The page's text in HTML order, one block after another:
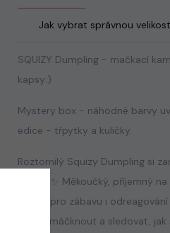
Jak vybrat správnou
SQUIZY Dumpling - mačkací
kapsy:)
Mystery box - náhodné barvy
edice - třpytky a kuličky.
Roztomilý Squizy Dumpling si
děti! 🥟✨ Měkoučký, příjemný
ideální pro zábavu i
Stačí zmáčknout a sledovat,